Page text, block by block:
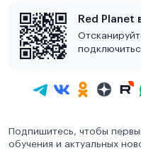
Red Planet
Подпишитесь, чтобы
обучения и актуальных